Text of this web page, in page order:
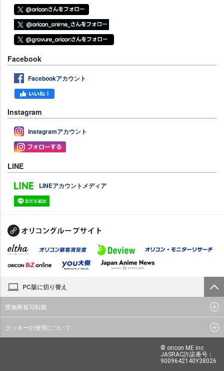
Facebook
Facebookアカウント
Instagram
Instagramアカウント
LINE
LINEアカウントメディア
PC版に切り替え
禁無断複写転載
クッキーの使用について
© oricon ME inc.
JASRAC許諾番号：
9009642140Y38026